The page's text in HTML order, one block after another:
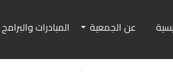
عن الجمعية المبادرات والبرامج